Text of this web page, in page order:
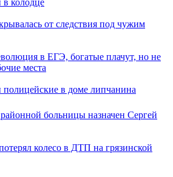
колодце
от следствия под чужим
в ЕГЭ, богатые плачут, но не
места
в доме липчанина
больницы назначен Сергей
колесо в ДТП на грязинской